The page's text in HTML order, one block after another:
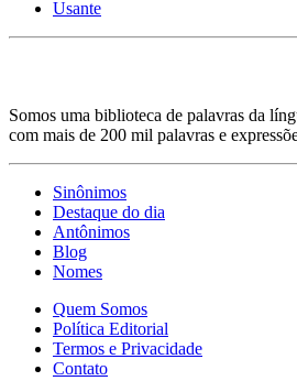
Usante
Somos uma biblioteca de palavras da
com mais de 200 mil palavras e
Sinônimos
Destaque do dia
Antônimos
Blog
Nomes
Quem Somos
Política Editorial
Termos e Privacidade
Contato